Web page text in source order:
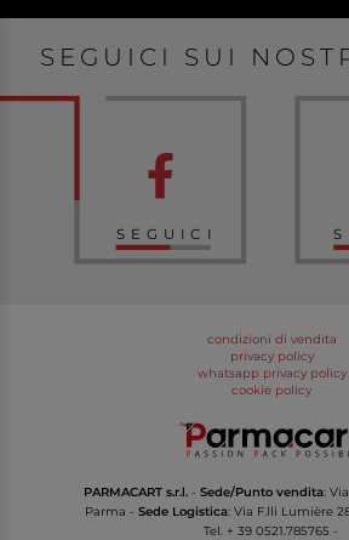
SEGUICI SUI
SEGUICI
condizioni di vendita
privacy policy
whatsapp privacy policy
cookie policy
PARMACART s.r.l. -Sede/Punto vendita:
Parma -Sede Logistica: Via F.lli Lumière
Tel. + 39 0521.785765 -